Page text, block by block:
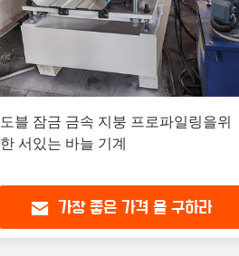
도블 잠금 금속 지붕 프로파일링을위
한 서있는 바늘 기계
가장 좋은 가격 을 구하라